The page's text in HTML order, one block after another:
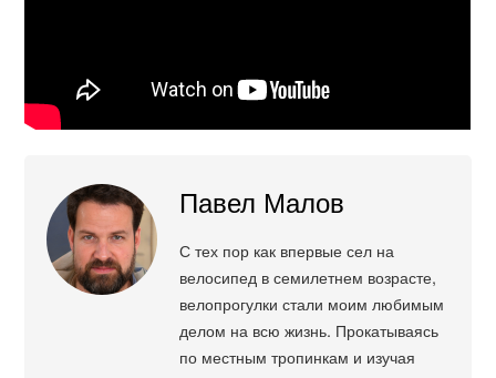
Павел Малов
С тех пор как впервые сел на
велосипед в семилетнем возрасте,
велопрогулки стали моим любимым
делом на всю жизнь. Прокатываясь
по местным тропинкам и изучая